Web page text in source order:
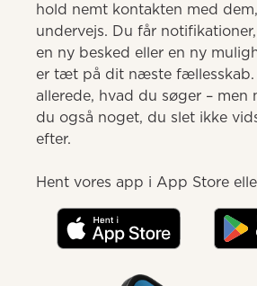
hold nemt kontakten med
undervejs. Du får
en ny besked eller en ny
er tæt på dit næste fællesskab.
allerede, hvad du søger – men
du også noget, du slet ikke
efter.
Hent vores app i App Store